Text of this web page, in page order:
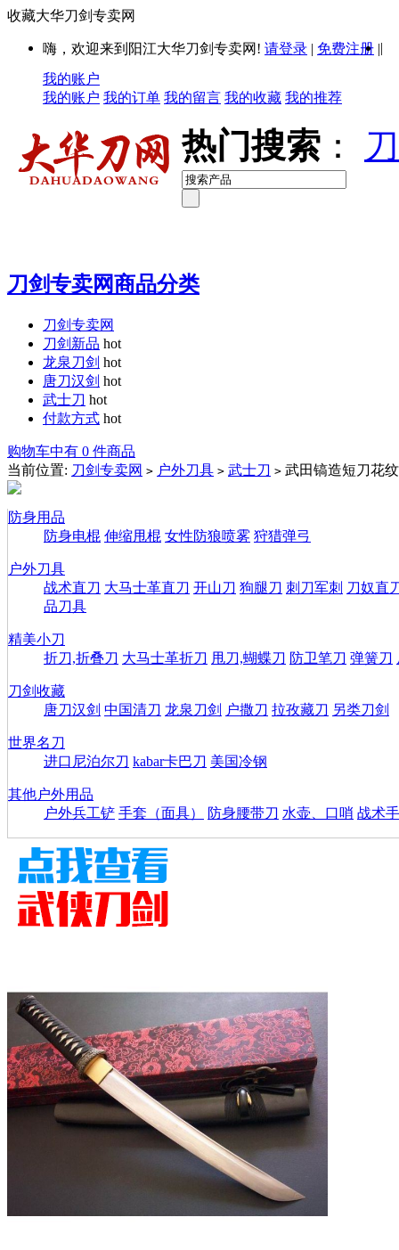
收藏大华刀剑专卖网
嗨，欢迎来到阳江大华刀剑专卖网! 请登录 | 免费注册 ||
我的账户
我的账户 我的订单 我的留言 我的收藏 我的推荐
热门搜索 ：
刀剑专卖网商品分类
刀剑专卖网
刀剑新品 hot
龙泉刀剑 hot
唐刀汉剑 hot
武士刀 hot
付款方式 hot
购物车中有 0 件商品
当前位置: 刀剑专卖网 > 户外刀具 > 武士刀 > 武田镐造短刀花
防身用品
防身电棍 伸缩甩棍 女性防狼喷雾 狩猎弹弓
户外刀具
战术直刀 大马士革直刀 开山刀 狗腿刀 刺刀军刺 刀奴直
品刀具
精美小刀
折刀,折叠刀 大马士革折刀 甩刀,蝴蝶刀 防卫笔刀 弹簧刀
刀剑收藏
唐刀汉剑 中国清刀 龙泉刀剑 户撒刀 拉孜藏刀 另类刀剑
世界名刀
进口尼泊尔刀 kabar卡巴刀 美国冷钢
其他户外用品
户外兵工铲 手套（面具） 防身腰带刀 水壶、口哨 战术